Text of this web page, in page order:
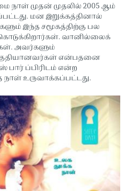
நாள் முதன் முதலில் 2005 ஆம்
மன இறுக்கத்தினால்
இந்த சமூகத்திற்கு பல
வானில்லைக்
அவர்களும்
என்பதனை
ப்பிரிடம் என்ற
உருவாக்கப்பட்டது.